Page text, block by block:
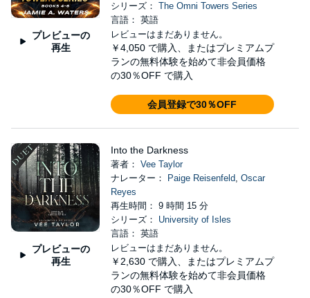
プレビューの
再生
シリーズ： The Omni Towers Series
言語： 英語
レビューはまだありません。
￥4,050 で購入、またはプレミアムプ
ランの無料体験を始めて非会員価格
の30％OFF で購入
会員登録で30％OFF
プレビューの
再生
Into the Darkness
著者： Vee Taylor
ナレーター：
Paige Reisenfeld, Oscar
Reyes
再生時間： 9 時間 15 分
シリーズ： University of Isles
言語： 英語
レビューはまだありません。
￥2,630 で購入、またはプレミアムプ
ランの無料体験を始めて非会員価格
の30％OFF で購入